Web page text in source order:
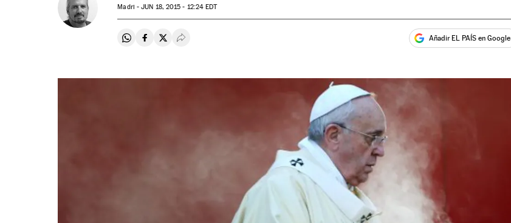
Madri -JUN 18, 2015 - 12:24 EDT
Compartir en Whatsapp
Compartir en Facebook
Compartir en Twitter
Desplegar Redes Sociales Añadir EL PAÍS en Google